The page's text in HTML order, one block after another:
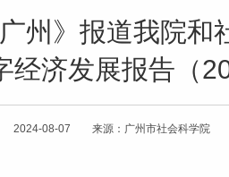
州》报道我院
经济发展报告（
2024-08-07 来源：广州市社会科学院